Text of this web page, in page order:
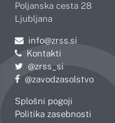
Poljanska cesta 28
Ljubljana
Pošljite e-mail na
info@zrss.si
Kontakti
Pojdite na Twitter:
@zrss_si
Pojdite na Facebook:
@zavodzasolstvo
Splošni pogoji
Politika zasebnosti